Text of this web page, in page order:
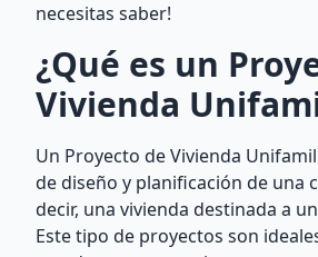
necesitas saber!
¿Qué es un
Vivienda
Un Proyecto de Vivienda
de diseño y planificación de una
decir, una vivienda destinada a
Este tipo de proyectos son